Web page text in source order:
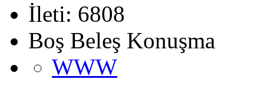
İleti: 6808
Boş Beleş Konuşma
WWW